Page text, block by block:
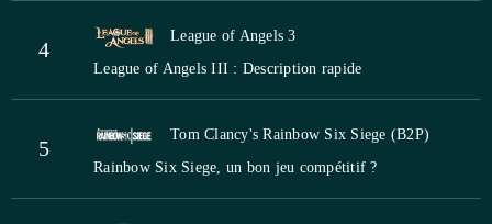
4
League of Angels 3
League of Angels III : Description rapide
5
Tom Clancy's Rainbow Six Siege (B2P)
Rainbow Six Siege, un bon jeu compétitif ?